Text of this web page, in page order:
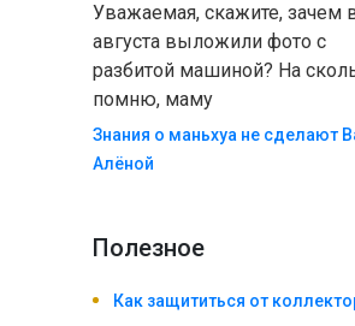
Уважаемая, скажите, зачем
августа выложили фото с
разбитой машиной? На
помню, маму
Знания о маньхуа не сделают
Алëной
Полезноe
Как защититься от